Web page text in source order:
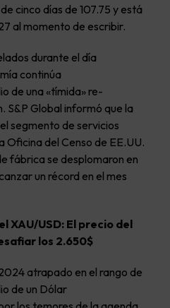
cinco días de 107.75 y está
al momento de escribir.
durante el día
continúa
de una «tímida» re-
S&P Global informó que la
segmento de servicios
Oficina del Censo de EE.UU.
fábrica se desplomaron en
un récord en el mes
XAU/USD: El precio del
los 2.650$
atrapado en el rango de
de un Dólar